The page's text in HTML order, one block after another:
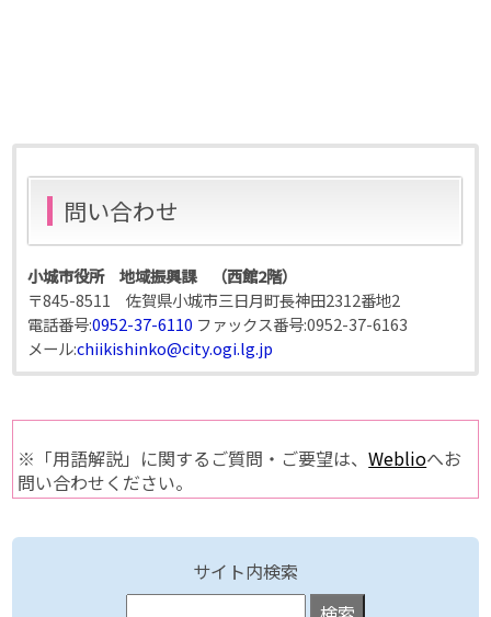
問い合わせ
小城市役所 地域振興課 （西館2階）
〒845-8511 佐賀県小城市三日月町長神田2312番地2
電話番号:0952-37-6110 ファックス番号:0952-37-6163
メール:chiikishinko@city.ogi.lg.jp
※「用語解説」に関するご質問・ご要望は、Weblioへお
問い合わせください。
サイト内検索